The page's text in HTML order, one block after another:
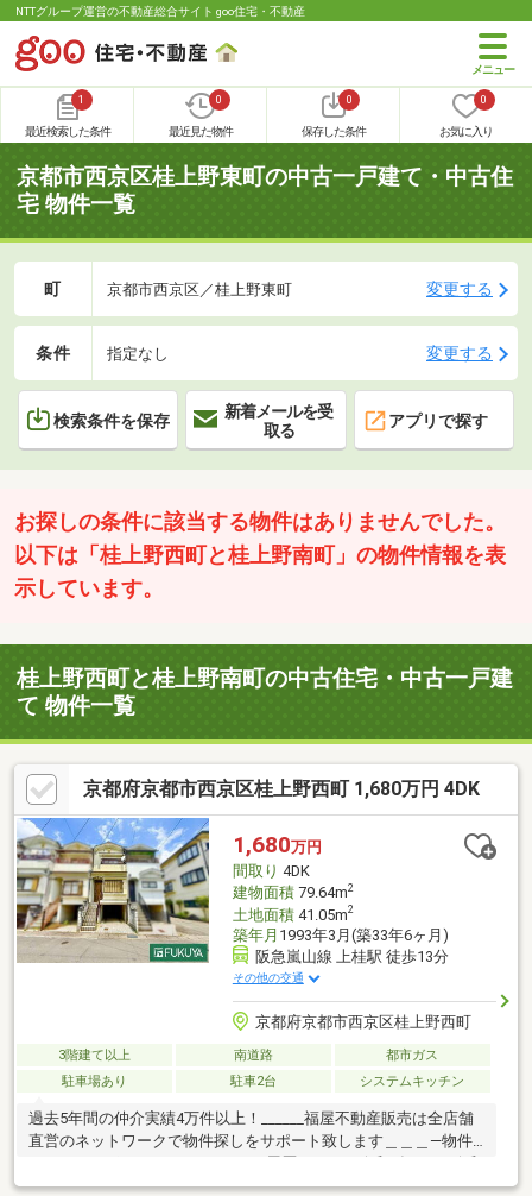
NTTグループ運営の不動産総合サイト goo住宅・不動産
1
最近検索した条件
0
最近見た物件
0
保存した条件
0
お気に入り
京都市西京区桂上野東町の中古一戸建て・中古住
宅 物件一覧
町 京都市西京区／桂上野東町 変更する
条件 指定なし 変更する
検索条件を保存
新着メールを受
取る
アプリで探す
お探しの条件に該当する物件はありませんでした。
以下は「桂上野西町と桂上野南町」の物件情報を表
示しています。
桂上野西町と桂上野南町の中古住宅・中古一戸建
て 物件一覧
京都府京都市西京区桂上野西町 1,680万円 4DK
1,680万円
間取り 4DK
建物面積79.64m2
土地面積41.05m2
築年月 1993年3月(築33年6ヶ月)
阪急嵐山線 上桂駅 徒歩13分
その他の交通
京都府京都市西京区桂上野西町
3階建て以上 南道路
都市ガス
駐車場あり
駐車2台 システムキッチン
過去5年間の仲介実績4万件以上！______福屋不動産販売は全店舗
直営のネットワークで物件探しをサポート致します＿＿＿―物件
5年11月、令和7年5月）■阪急嵐山線・阪急京都線の2沿線利用可